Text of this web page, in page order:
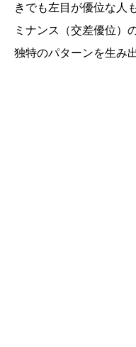
きでも左目が優位な人
ミナンス（交差優位）
独特のパターンを生み